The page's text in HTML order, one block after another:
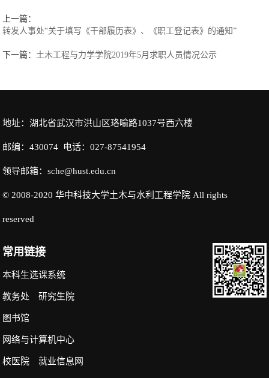
上一篇：
转发人事处“关于填写《干部履历表》、《职工登记表》的通知”
下一篇： 土木工程与力学学院2019年5月求职人员情况公示
地址：湖北省武汉市洪山区珞喻路1037号西六楼
邮编：430074 电话：027-87541954
领导邮箱：sche@hust.edu.cn
© 2008-2020 华中科技大学土木与水利工程学院 All rights
reserved
常用链接
本科生选课系统
教务处 研究生院
图书馆
网络与计算机中心
校医院 就业信息网